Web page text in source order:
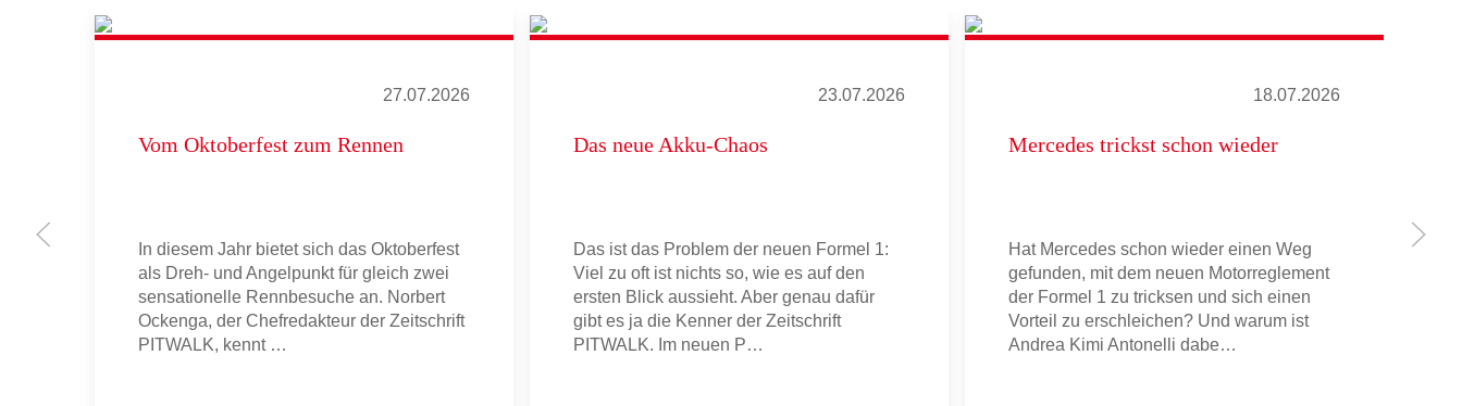
27.07.2026
Vom Oktoberfest zum Rennen
In diesem Jahr bietet sich das Oktoberfest
als Dreh- und Angelpunkt für gleich zwei
sensationelle Rennbesuche an. Norbert
Ockenga, der Chefredakteur der Zeitschrift
PITWALK, kennt …
23.07.2026
Das neue Akku-Chaos
Das ist das Problem der neuen Formel 1:
Viel zu oft ist nichts so, wie es auf den
ersten Blick aussieht. Aber genau dafür
gibt es ja die Kenner der Zeitschrift
PITWALK. Im neuen P…
18.07.2026
Mercedes trickst schon wieder
Hat Mercedes schon wieder einen Weg
gefunden, mit dem neuen Motorreglement
der Formel 1 zu tricksen und sich einen
Vorteil zu erschleichen? Und warum ist
Andrea Kimi Antonelli dabe…